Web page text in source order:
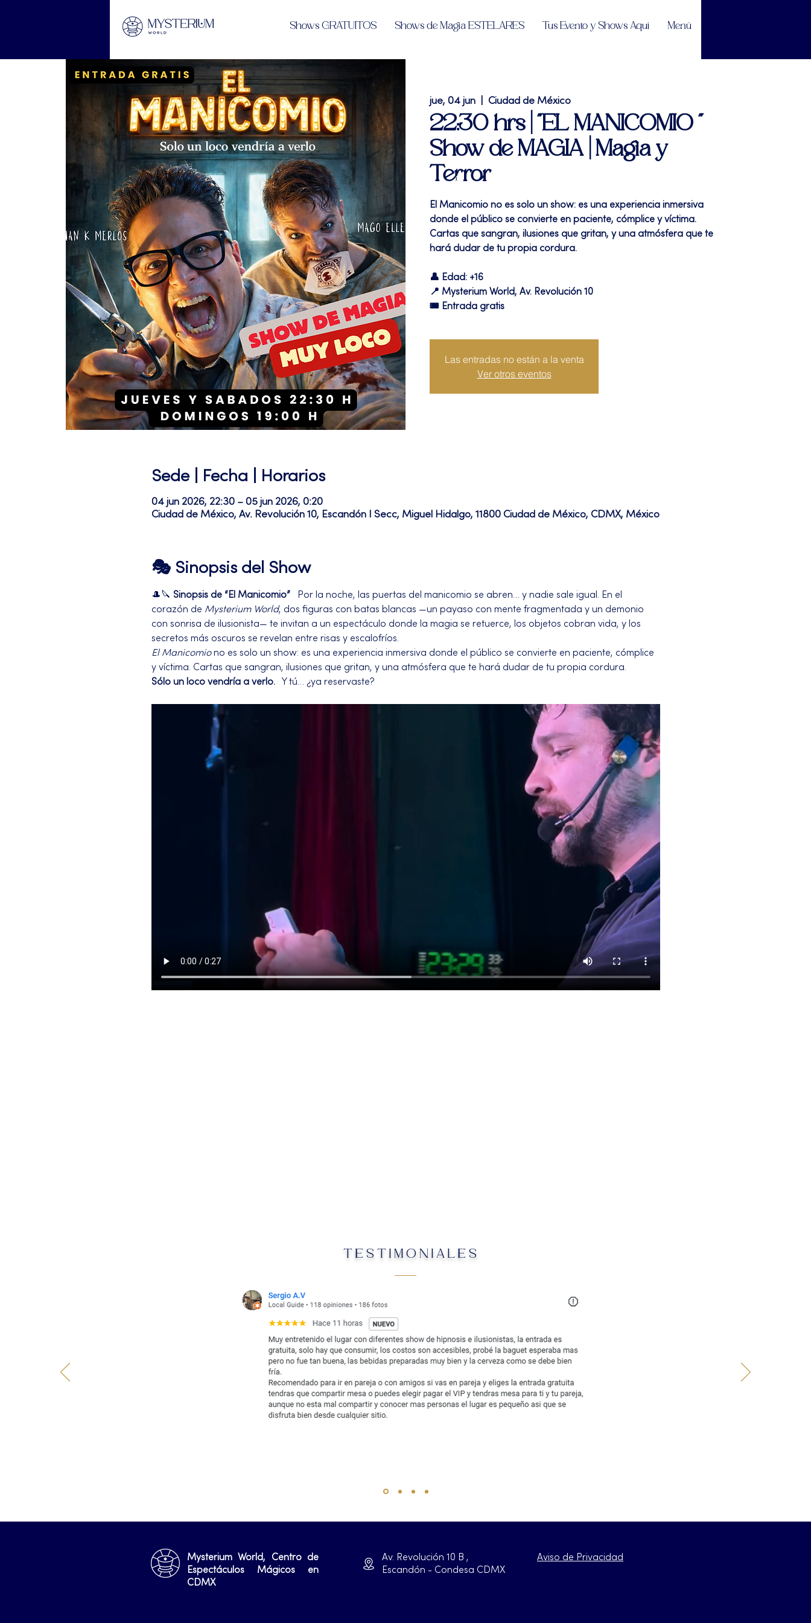
Shows GRATUITOS Shows de Magia ESTELARES Tus Evento y Shows Aquí Menú
jue, 04 jun Ciudad de México
22:30 hrs | "EL MANICOMIO "
Show de MAGIA | Magia y
Terror
El Manicomio no es solo un show: es una experiencia inmersiva
donde el público se convierte en paciente, cómplice y víctima.
Cartas que sangran, ilusiones que gritan, y una atmósfera que te
hará dudar de tu propia cordura.
👤 Edad: +16
📍 Mysterium World, Av. Revolución 10
🎟️ Entrada gratis
Las entradas no están a la venta
Ver otros eventos
Sede | Fecha | Horarios
04 jun 2026, 22:30 – 05 jun 2026, 0:20
Ciudad de México, Av. Revolución 10, Escandón I Secc, Miguel Hidalgo, 11800 Ciudad de México, CDMX, México
🎭 Sinopsis del Show
🎩🔪 Sinopsis de “El Manicomio” Por la noche, las puertas del manicomio se abren… y nadie sale igual. En el
corazón de Mysterium World, dos figuras con batas blancas —un payaso con mente fragmentada y un demonio
con sonrisa de ilusionista— te invitan a un espectáculo donde la magia se retuerce, los objetos cobran vida, y los
secretos más oscuros se revelan entre risas y escalofríos.
El Manicomio no es solo un show: es una experiencia inmersiva donde el público se convierte en paciente, cómplice
y víctima. Cartas que sangran, ilusiones que gritan, y una atmósfera que te hará dudar de tu propia cordura.
Sólo un loco vendría a verlo. Y tú… ¿ya reservaste?
TESTIMONIALES
Mysterium World, Centro de
Espectáculos Mágicos en
CDMX
Av. Revolución 10 B ,
Escandón - Condesa CDMX
Aviso de Privacidad